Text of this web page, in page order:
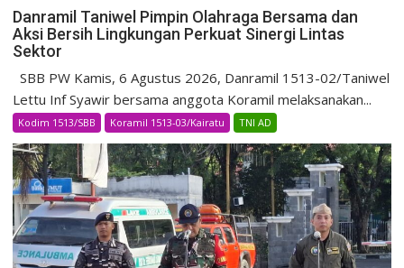
Danramil Taniwel Pimpin Olahraga Bersama dan
Aksi Bersih Lingkungan Perkuat Sinergi Lintas
Sektor
SBB PW Kamis, 6 Agustus 2026, Danramil 1513-02/Taniwel
Lettu Inf Syawir bersama anggota Koramil melaksanakan...
Kodim 1513/SBB Koramil 1513-03/Kairatu TNI AD